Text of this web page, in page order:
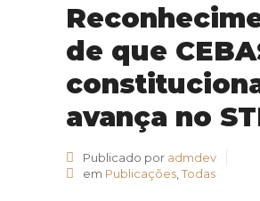
de que
avança no
Publicado por admdev
em Publicações Todas